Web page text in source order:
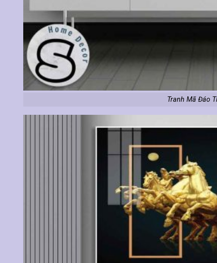
Tranh Mã Đáo